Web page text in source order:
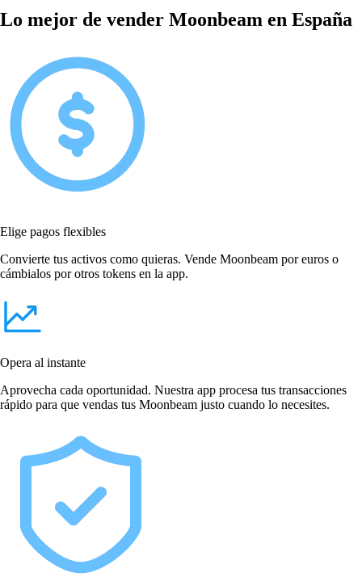
Lo mejor de vender Moonbeam en España
Elige pagos flexibles
Convierte tus activos como quieras. Vende Moonbeam por euros o
cámbialos por otros tokens en la app.
Opera al instante
Aprovecha cada oportunidad. Nuestra app procesa tus transacciones
rápido para que vendas tus Moonbeam justo cuando lo necesites.